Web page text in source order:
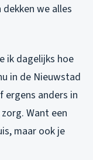
we alles
ik dagelijks hoe
in de Nieuwstad
ergens anders in
Want een
maar ook je